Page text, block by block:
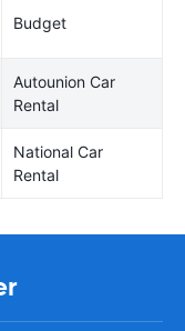
Budget
Autounion Car
Rental
National Car
Rental